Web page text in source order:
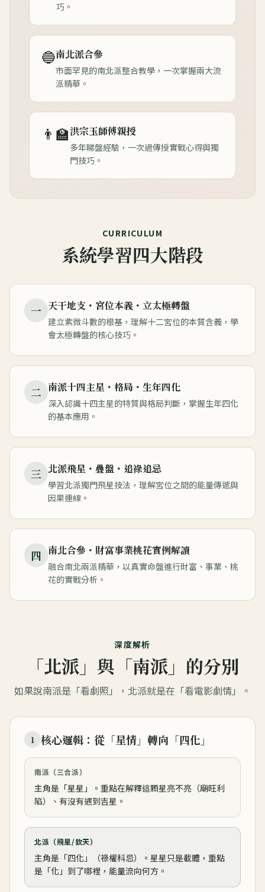
巧。
🔵南北派合參
市面罕見的南北派整合教學，一次掌握兩大流
派精華。
👨‍🏫洪宗玉師傅親授
多年睇盤經驗，一次過傳授實戰心得與獨
門技巧。
CURRICULUM
系統學習四大階段
一 天干地支・宮位本義・立太極轉盤
建立紫微斗數的根基，理解十二宮位的本質含義，學
會太極轉盤的核心技巧。
二 南派十四主星・格局・生年四化
深入認識十四主星的特質與格局判斷，掌握生年四化
的基本應用。
三 北派飛星・疊盤・追祿追忌
學習北派獨門飛星技法，理解宮位之間的能量傳遞與
因果連線。
四 南北合參・財富事業桃花實例解讀
融合南北兩派精華，以真實命盤進行財富、事業、桃
花的實戰分析。
深度解析
「北派」與「南派」的分別
如果說南派是「看劇照」，北派就是在「看電影劇情」。
1 核心邏輯：從「星情」轉向「四化」
南派（三合派）
主角是「星星」。重點在解釋這顆星亮不亮（廟旺利
陷）、有沒有遇到吉星。
北派（飛星/欽天）
主角是「四化」（祿權科忌）。星星只是載體，重點
是「化」到了哪裡，能量流向何方。